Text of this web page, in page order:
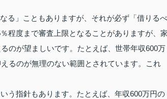
る」こともありますが、それが必ず「借りるべ
程度まで審査上限となることがありますが、
のが望ましいです。たとえば、世帯年収600万
るのが無理のない範囲とされています。これ
う指針もあります。たとえば、年収600万円の